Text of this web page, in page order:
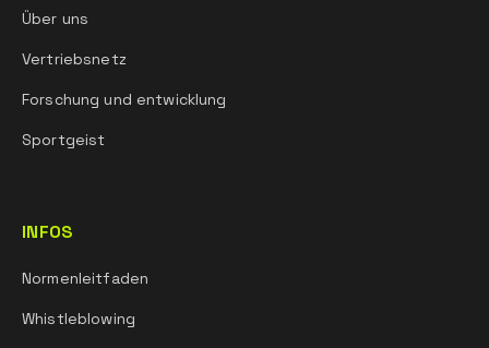
Das Produkt wurde entwickelt und gefertigt, um
2016/425 und späteren Änderungen zu
entsprechen.
Über uns
Vertriebsnetz
Forschung und entwicklung
Sportgeist
INFOS
Normenleitfaden
Whistleblowing